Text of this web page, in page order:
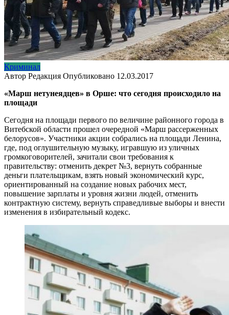
Криминал
Автор Редакция Опубликовано 12.03.2017
«Марш нетунеядцев» в Орше: что сегодня происходило на
площади
Сегодня на площади первого по величине районного города в
Витебской области прошел очередной «Марш рассерженных
белорусов». Участники акции собрались на площади Ленина,
где, под оглушительную музыку, игравшую из уличных
громкоговорителей, зачитали свои требования к
правительству: отменить декрет №3, вернуть собранные
деньги плательщикам, взять новый экономический курс,
ориентированный на создание новых рабочих мест,
повышение зарплаты и уровня жизни людей, отменить
контрактную систему, вернуть справедливые выборы и внести
изменения в избирательный кодекс.